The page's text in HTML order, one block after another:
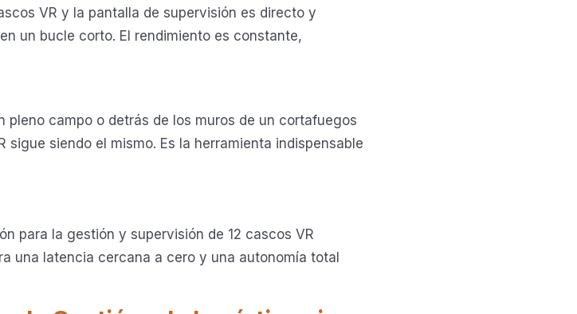
VR y la pantalla de supervisión es directo y
un bucle corto. El rendimiento es constante,
pleno campo o detrás de los muros de un cortafuegos
sigue siendo el mismo. Es la herramienta indispensable
para la gestión y supervisión de 12 cascos VR
una latencia cercana a cero y una autonomía total